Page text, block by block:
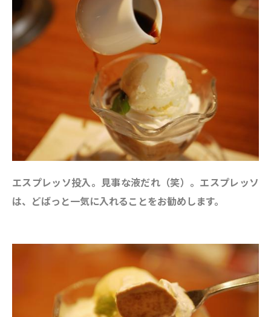
エスプレッソ投入。見事な液だれ（笑）。エスプレッソ
は、どばっと一気に入れることをお勧めします。